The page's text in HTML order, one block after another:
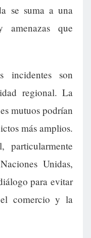
se suma a una
amenazas que
incidentes son
regional. La
mutuos podrían
más amplios.
particularmente
Unidas,
para evitar
el comercio y la